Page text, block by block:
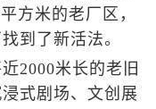
方米的老厂区，
到了新活法。
2000米长的老旧
式剧场、文创展